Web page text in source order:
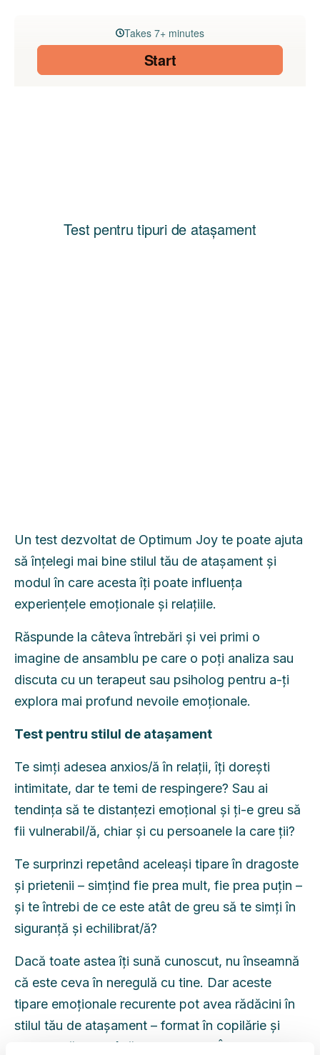
Un test dezvoltat de Optimum Joy te poate ajuta
să înțelegi mai bine stilul tău de atașament și
modul în care acesta îți poate influența
experiențele emoționale și relațiile.
Răspunde la câteva întrebări și vei primi o
imagine de ansamblu pe care o poți analiza sau
discuta cu un terapeut sau psiholog pentru a-ți
explora mai profund nevoile emoționale.
Test pentru stilul de atașament
Te simți adesea anxios/ă în relații, îți dorești
intimitate, dar te temi de respingere? Sau ai
tendința să te distanțezi emoțional și ți-e greu să
fii vulnerabil/ă, chiar și cu persoanele la care ții?
Te surprinzi repetând aceleași tipare în dragoste
și prietenii – simțind fie prea mult, fie prea puțin –
și te întrebi de ce este atât de greu să te simți în
siguranță și echilibrat/ă?
Dacă toate astea îți sună cunoscut, nu înseamnă
că este ceva în neregulă cu tine. Dar aceste
tipare emoționale recurente pot avea rădăcini în
stilul tău de atașament – format în copilărie și
adesea păstrat până la maturitate. Înțelegerea lor